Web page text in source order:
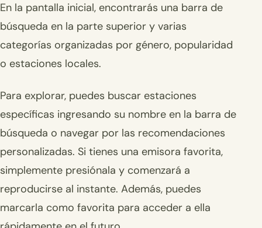
En la pantalla inicial, encontrarás una barra de
búsqueda en la parte superior y varias
categorías organizadas por género, popularidad
o estaciones locales.
Para explorar, puedes buscar estaciones
específicas ingresando su nombre en la barra de
búsqueda o navegar por las recomendaciones
personalizadas. Si tienes una emisora favorita,
simplemente presiónala y comenzará a
reproducirse al instante. Además, puedes
marcarla como favorita para acceder a ella